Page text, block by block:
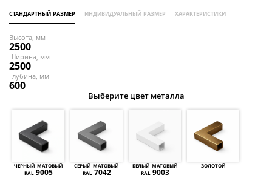
стандартный размер индивидуальный размер характеристики
Высота, мм
2500
Ширина, мм
2500
Глубина, мм
600
Выберите цвет металла
черный матовый
ral 9005
серый матовый
ral 7042
белый матовый
ral 9003
золотой